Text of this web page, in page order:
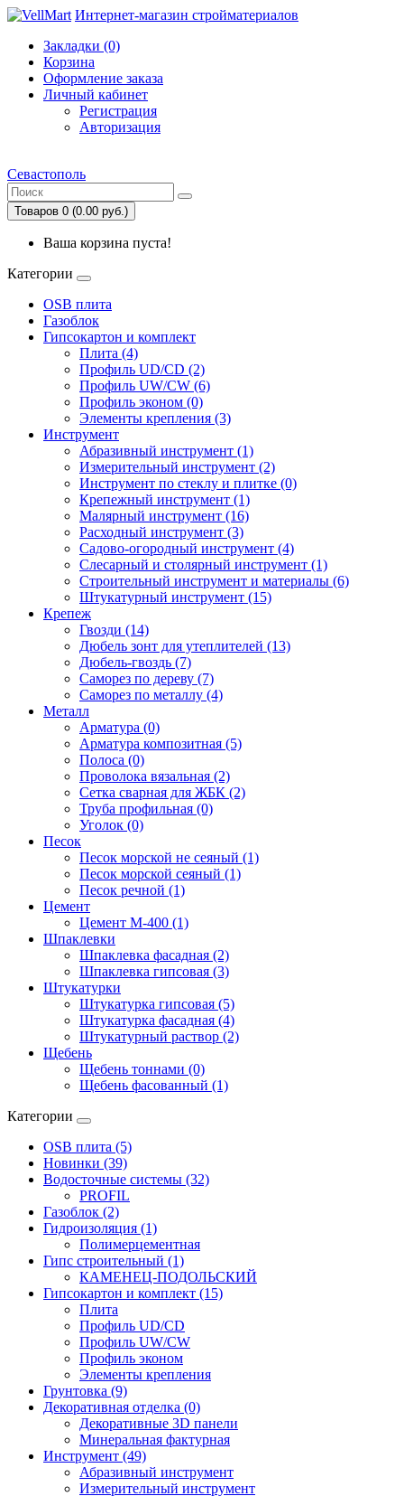
Интернет-магазин стройматериалов
Закладки (0)
Корзина
Оформление заказа
Личный кабинет
Регистрация
Авторизация
Севастополь
Товаров 0 (0.00 руб.)
Ваша корзина пуста!
Категории
OSB плита
Газоблок
Гипсокартон и комплект
Плита (4)
Профиль UD/CD (2)
Профиль UW/CW (6)
Профиль эконом (0)
Элементы крепления (3)
Инструмент
Абразивный инструмент (1)
Измерительный инструмент (2)
Инструмент по стеклу и плитке (0)
Крепежный инструмент (1)
Малярный инструмент (16)
Расходный инструмент (3)
Садово-огородный инструмент (4)
Слесарный и столярный инструмент (1)
Строительный инструмент и материалы (6)
Штукатурный инструмент (15)
Крепеж
Гвозди (14)
Дюбель зонт для утеплителей (13)
Дюбель-гвоздь (7)
Саморез по дереву (7)
Саморез по металлу (4)
Металл
Арматура (0)
Арматура композитная (5)
Полоса (0)
Проволока вязальная (2)
Сетка сварная для ЖБК (2)
Труба профильная (0)
Уголок (0)
Песок
Песок морской не сеяный (1)
Песок морской сеяный (1)
Песок речной (1)
Цемент
Цемент М-400 (1)
Шпаклевки
Шпаклевка фасадная (2)
Шпаклевка гипсовая (3)
Штукатурки
Штукатурка гипсовая (5)
Штукатурка фасадная (4)
Штукатурный раствор (2)
Щебень
Щебень тоннами (0)
Щебень фасованный (1)
Категории
OSB плита (5)
Новинки (39)
Водосточные системы (32)
PROFIL
Газоблок (2)
Гидроизоляция (1)
Полимерцементная
Гипс строительный (1)
КАМЕНЕЦ-ПОДОЛЬСКИЙ
Гипсокартон и комплект (15)
Плита
Профиль UD/CD
Профиль UW/CW
Профиль эконом
Элементы крепления
Грунтовка (9)
Декоративная отделка (0)
Декоративные 3D панели
Минеральная фактурная
Инструмент (49)
Абразивный инструмент
Измерительный инструмент